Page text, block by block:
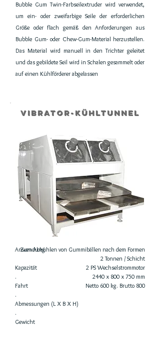
Bubble Gum Twin-Farbseilextruder wird verwendet,
um ein- oder zweifarbige Seile der erforderlichen
Größe oder flach gemäß den Anforderungen aus
Bubble Gum- oder Chew-Gum-Material herzustellen.
Das Material wird manuell in den Trichter geleitet
und das gebildete Seil wird in Schalen gesammelt oder
auf einen Kühlförderer abgelassen
VIBRATOR-KÜHLTUNNEL
Zum Abkühlen von Gummibällen nach dem Formen
2 Tonnen / Schicht
2 PS Wechselstrommotor
2440 x 800 x 750 mm
Netto 600 kg. Brutto 800
Anwendung
Kapazität
.
Fahrt
.
Abmessungen (L X B X H)
.
Gewicht